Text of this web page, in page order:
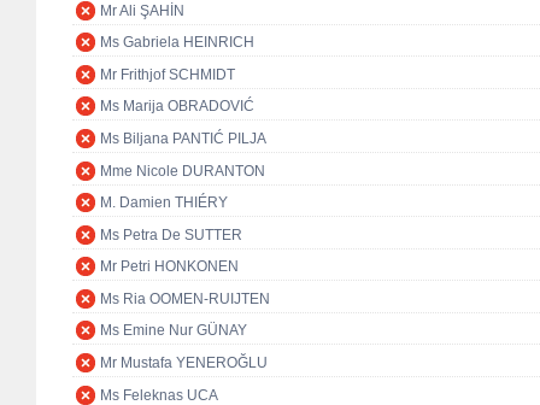
Mr Ali ŞAHİN
Ms Gabriela HEINRICH
Mr Frithjof SCHMIDT
Ms Marija OBRADOVIĆ
Ms Biljana PANTIĆ PILJA
Mme Nicole DURANTON
M. Damien THIÉRY
Ms Petra De SUTTER
Mr Petri HONKONEN
Ms Ria OOMEN-RUIJTEN
Ms Emine Nur GÜNAY
Mr Mustafa YENEROĞLU
Ms Feleknas UCA